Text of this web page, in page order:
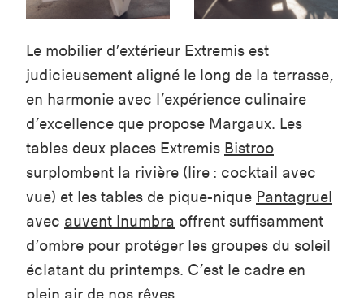
Le mobilier d’extérieur Extremis est
judicieusement aligné le long de la terrasse,
en harmonie avec l’expérience culinaire
d’excellence que propose Margaux. Les
tables deux places Extremis Bistroo
surplombent la rivière (lire : cocktail avec
vue) et les tables de pique-nique Pantagruel
avec auvent Inumbra offrent suffisamment
d’ombre pour protéger les groupes du soleil
éclatant du printemps. C’est le cadre en